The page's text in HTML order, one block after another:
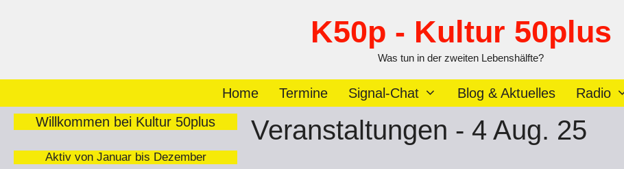
K50p - Kultur 50plus
Was tun in der zweiten Lebenshälfte?
Home Termine Signal-Chat Blog & Aktuelles Radio
Veranstaltungen - 4 Aug. 25
Willkommen bei Kultur 50plus
Aktiv von Januar bis Dezember